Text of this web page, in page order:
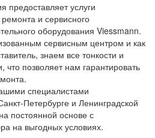
предоставляет услуги
и сервисного
оборудования Viessmann.
сервисным центром и как
знаем все тонкости и
что позволяет нам гарантировать
специалистами
Петербурге и Ленинградской
постоянной основе с
на выгодных условиях.